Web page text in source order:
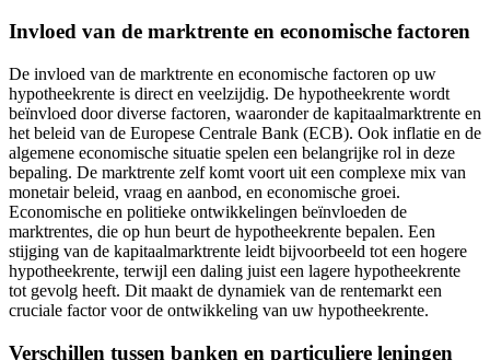
Invloed van de marktrente en economische factoren
De invloed van de marktrente en economische factoren op uw
hypotheekrente is direct en veelzijdig. De hypotheekrente wordt
beïnvloed door diverse factoren, waaronder de kapitaalmarktrente en
het beleid van de Europese Centrale Bank (ECB). Ook inflatie en de
algemene economische situatie spelen een belangrijke rol in deze
bepaling. De marktrente zelf komt voort uit een complexe mix van
monetair beleid, vraag en aanbod, en economische groei.
Economische en politieke ontwikkelingen beïnvloeden de
marktrentes, die op hun beurt de hypotheekrente bepalen. Een
stijging van de kapitaalmarktrente leidt bijvoorbeeld tot een hogere
hypotheekrente, terwijl een daling juist een lagere hypotheekrente
tot gevolg heeft. Dit maakt de dynamiek van de rentemarkt een
cruciale factor voor de ontwikkeling van uw hypotheekrente.
Verschillen tussen banken en particuliere leningen